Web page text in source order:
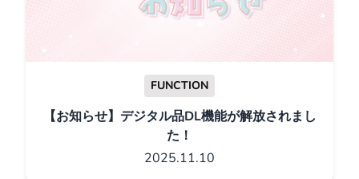
FUNCTION
【お知らせ】デジタル品DL機能が解放されまし
た！
2025.11.10